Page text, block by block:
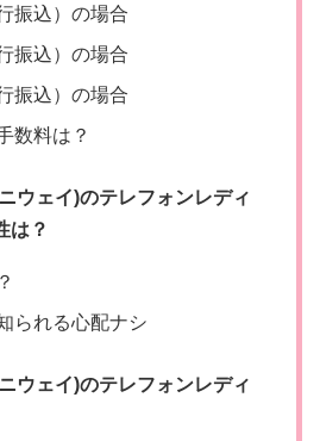
振込）の場合
振込）の場合
振込）の場合
数料は？
ウェイ)のテレフォンレディ
は？
られる心配ナシ
ウェイ)のテレフォンレディ